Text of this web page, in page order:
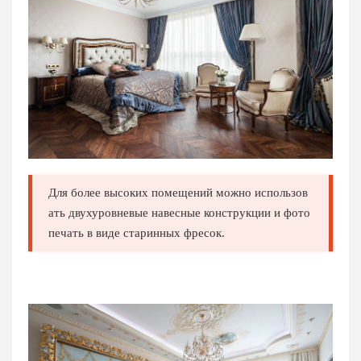
Для более высоких помещений можно использов
ать двухуровневые навесные конструкции и фото
печать в виде старинных фресок.